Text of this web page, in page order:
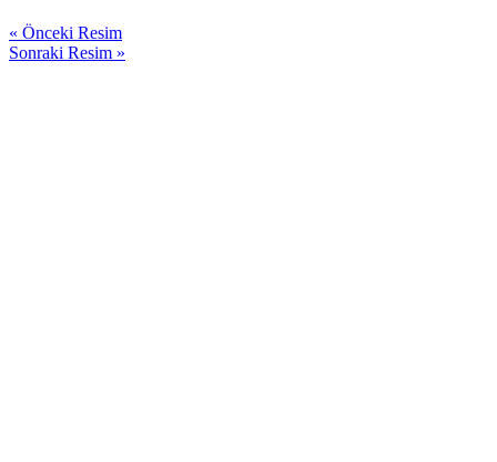
« Önceki Resim
Sonraki Resim »